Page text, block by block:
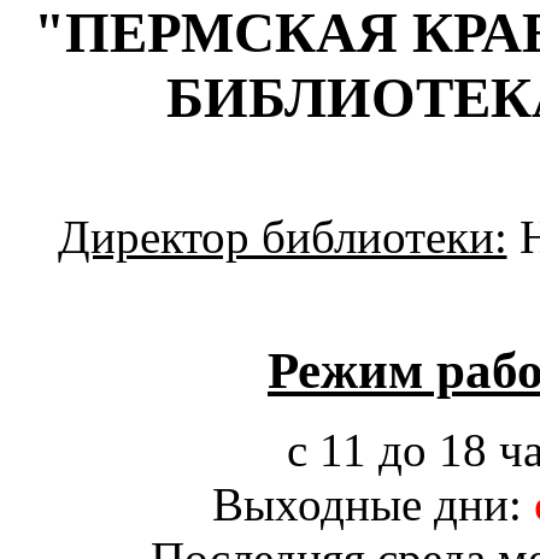
"ПЕРМСКАЯ
Директор библиотеки:
Режим
с 11 до 18
Выходные дни: